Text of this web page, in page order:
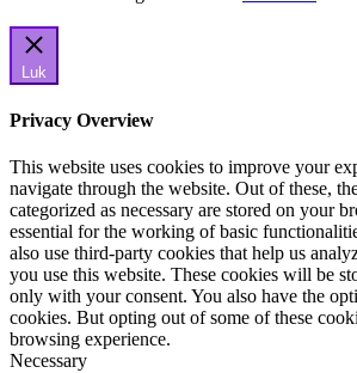
Luk
Privacy Overview
This website uses cookies to improve your
navigate through the website. Out of these,
categorized as necessary are stored on your
essential for the working of basic
also use third-party cookies that help us
you use this website. These cookies will be
only with your consent. You also have the
cookies. But opting out of some of these
browsing experience.
Necessary